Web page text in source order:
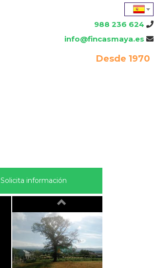
988 236 624
info@fincasmaya.es
Desde 1970
Solicita información